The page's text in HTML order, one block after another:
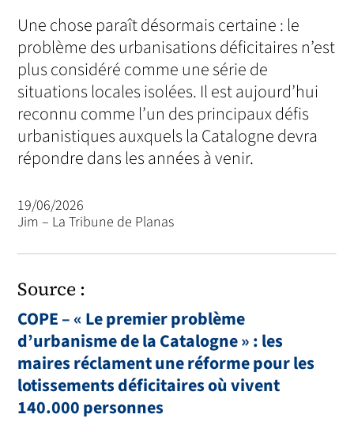
Une chose paraît désormais certaine : le
problème des urbanisations déficitaires n’est
plus considéré comme une série de
situations locales isolées. Il est aujourd’hui
reconnu comme l’un des principaux défis
urbanistiques auxquels la Catalogne devra
répondre dans les années à venir.
19/06/2026
Jim – La Tribune de Planas
Source :
COPE – « Le premier problème
d’urbanisme de la Catalogne » : les
maires réclament une réforme pour les
lotissements déficitaires où vivent
140.000 personnes